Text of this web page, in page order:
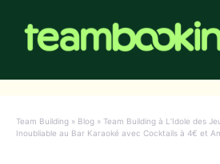
contenu
Team Building » Blog » Team Building à L’Idole des
Inoubliable au Bar Karaoké avec Cocktails à 4€ et